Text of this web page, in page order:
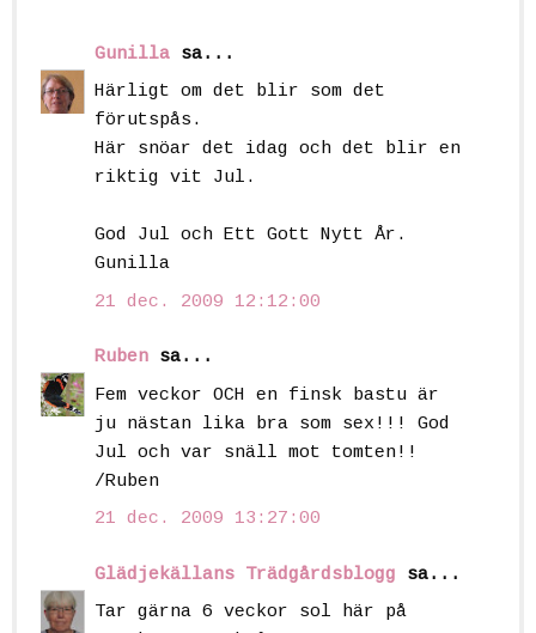
Gunilla sa...
Härligt om det blir som det
förutspås.
Här snöar det idag och det blir en
riktig vit Jul.
God Jul och Ett Gott Nytt År.
Gunilla
21 dec. 2009 12:12:00
Ruben sa...
Fem veckor OCH en finsk bastu är
ju nästan lika bra som sex!!! God
Jul och var snäll mot tomten!!
/Ruben
21 dec. 2009 13:27:00
Glädjekällans Trädgårdsblogg sa...
Tar gärna 6 veckor sol här på